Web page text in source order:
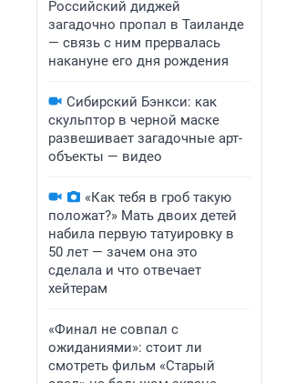
Российский диджей
загадочно пропал в Таиланде
— связь с ним прервалась
накануне его дня рождения
Сибирский Бэнкси: как
скульптор в черной маске
развешивает загадочные арт-
объекты — видео
«Как тебя в гроб такую
положат?» Мать двоих детей
набила первую татуировку в
50 лет — зачем она это
сделала и что отвечает
хейтерам
«Финал не совпал с
ожиданиями»: стоит ли
смотреть фильм «Старый